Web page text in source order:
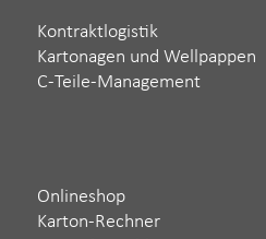
Kontraktlogistik
Kartonagen und Wellpappen
C-Teile-Management
Onlineshop
Karton-Rechner